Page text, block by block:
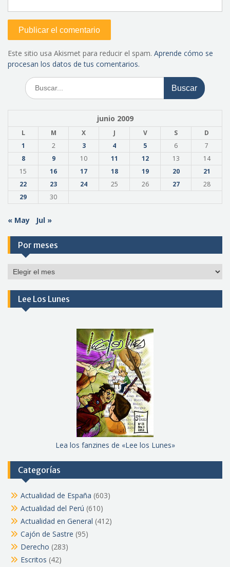
Este sitio usa Akismet para reducir el spam. Aprende cómo se
procesan los datos de tus comentarios.
Buscar:
junio 2009
L M X J V S
D
1
2 3 4 5 6
7
8
9 10 11 12 13
14
15
16 17 18 19 20
21
22
23 24 25 26 27
28
29
30
« May Jul »
Por meses
Por
Lee Los Lunes
Lea los fanzines de «Lee los Lunes»
Categorías
Actualidad de España (603)
Actualidad del Perú (610)
Actualidad en General (412)
Cajón de Sastre (95)
Derecho (283)
Escritos (42)